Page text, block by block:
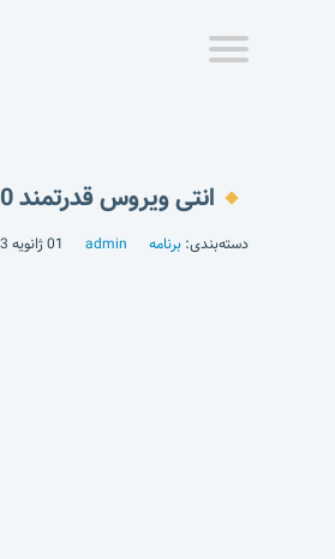
انتی ویروس قدرتمند Dr.Web Anti-virus v7.00.0
دسته‌بندی: برنامه admin 01 ژانویه 2023